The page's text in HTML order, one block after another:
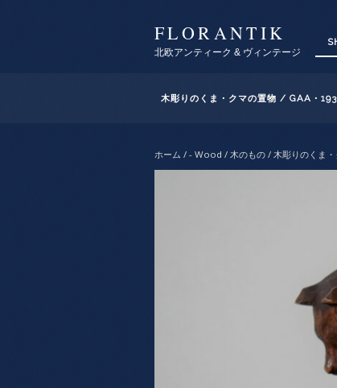
FLORANTIK
北欧アンティーク & ヴィンテージ
木彫りのくま・クマの置物 / GAA・
ホーム / - Wood / 木のもの / 木彫りのくま